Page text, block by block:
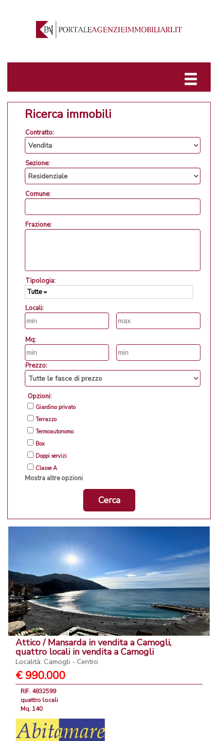
Ricerca immobili
Contratto:
Sezione:
Comune:
Frazione:
Tipologia:
Tutte
Locali:
Mq:
Prezzo:
Opzioni:
Giardino privato
Terrazzo
Termoautonomo
Box
Doppi servizi
Classe A
Mostra altre opzioni
Cerca
Attico / Mansarda in vendita a Camogli,
quattro locali in vendita a Camogli
Località: Camogli - Centro
€ 990.000
RIF. 4832599
quattro locali
Mq. 140